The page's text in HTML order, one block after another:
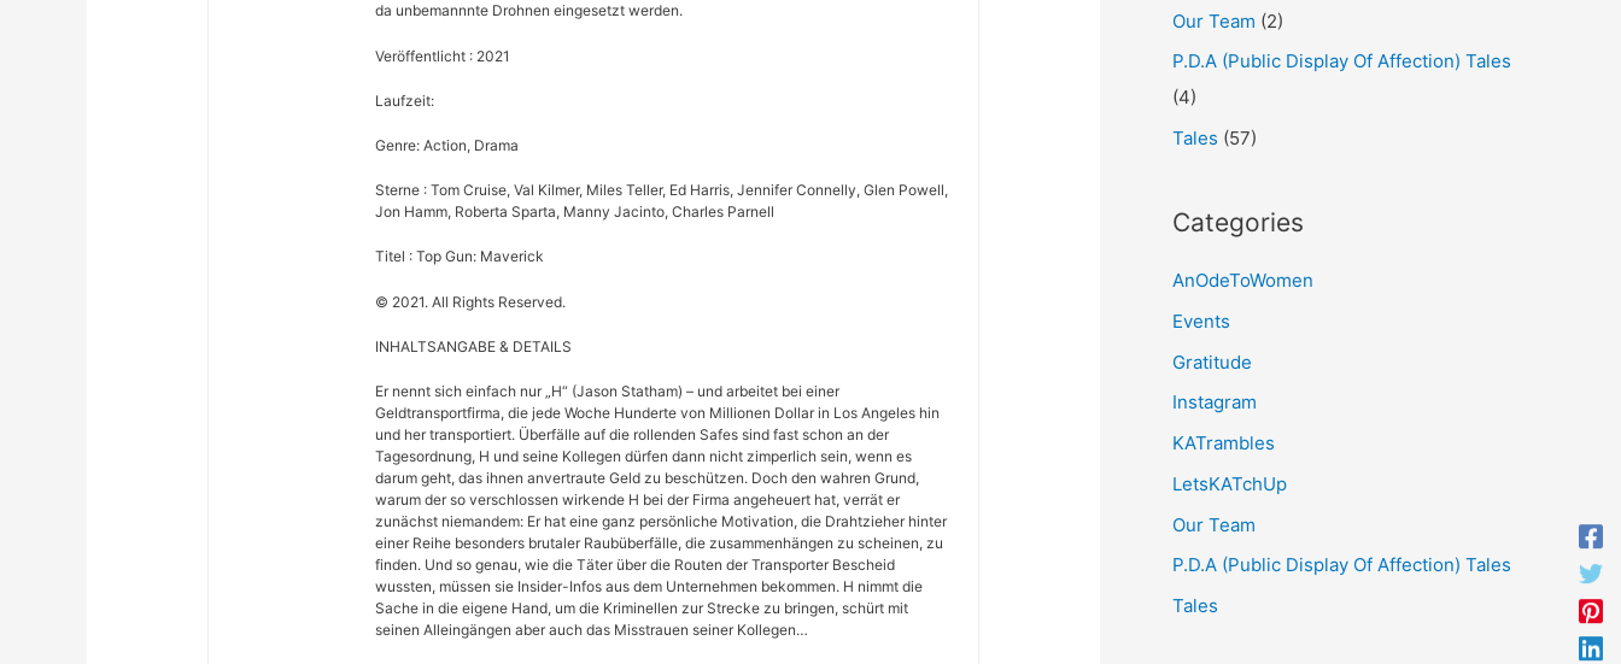
da unbemannnte Drohnen eingesetzt werden.
Veröffentlicht : 2021
Laufzeit:
Genre: Action, Drama
Sterne : Tom Cruise, Val Kilmer, Miles Teller, Ed Harris, Jennifer Connelly, Glen Powell,
Jon Hamm, Roberta Sparta, Manny Jacinto, Charles Parnell
Titel : Top Gun: Maverick
© 2021. All Rights Reserved.
INHALTSANGABE & DETAILS
Er nennt sich einfach nur „H“ (Jason Statham) – und arbeitet bei einer
Geldtransportfirma, die jede Woche Hunderte von Millionen Dollar in Los Angeles hin
und her transportiert. Überfälle auf die rollenden Safes sind fast schon an der
Tagesordnung, H und seine Kollegen dürfen dann nicht zimperlich sein, wenn es
darum geht, das ihnen anvertraute Geld zu beschützen. Doch den wahren Grund,
warum der so verschlossen wirkende H bei der Firma angeheuert hat, verrät er
zunächst niemandem: Er hat eine ganz persönliche Motivation, die Drahtzieher hinter
einer Reihe besonders brutaler Raubüberfälle, die zusammenhängen zu scheinen, zu
finden. Und so genau, wie die Täter über die Routen der Transporter Bescheid
wussten, müssen sie Insider-Infos aus dem Unternehmen bekommen. H nimmt die
Sache in die eigene Hand, um die Kriminellen zur Strecke zu bringen, schürt mit
seinen Alleingängen aber auch das Misstrauen seiner Kollegen…
Our Team (2)
P.D.A (Public Display Of Affection) Tales
(4)
Tales (57)
Categories
AnOdeToWomen
Events
Gratitude
Instagram
KATrambles
LetsKATchUp
Our Team
P.D.A (Public Display Of Affection) Tales
Tales